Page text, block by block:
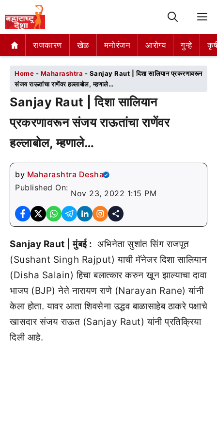
राजकारण खेळ मनोरंजन आरोग्य गुन्हे
राजकारण खेळ मनोरंजन आरोग्य गुन्हे
Home - Maharashtra - Sanjay Raut | दिशा सालियान प्रकरणावरून
संजय राऊतांचा राणेंवर हल्लाबोल, म्हणाले…
Sanjay Raut | दिशा सालियान
प्रकरणावरून संजय राऊतांचा राणेंवर
हल्लाबोल, म्हणाले…
by Maharashtra Desha
Published On:
Nov 23, 2022 1:15 PM
Sanjay Raut | मुंबई : अभिनेता सुशांत सिंग राजपूत
(Sushant Singh Rajput) याची मॅनेजर दिशा सालियान
(Disha Salain) हिचा बलात्कार करुन खून झाल्याचा दावा
भाजप (BJP) नेते नारायण राणे (Narayan Rane) यांनी
केला होता. यावर आता शिवसेना उद्धव बाळासाहेब ठाकरे पक्षाचे
खासदार संजय राऊत (Sanjay Raut) यांनी प्रतिक्रिया
दिली आहे.